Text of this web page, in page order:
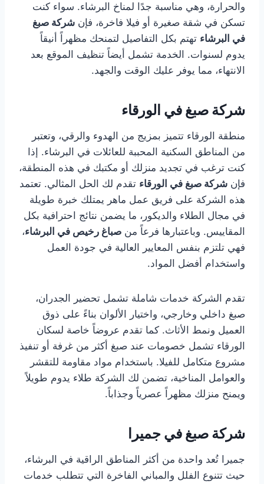
والحرارة، وهي مناسبة جدًا لمناخ البرشاء. سواء كنت
تسكن في شقة صغيرة أو فيلا فاخرة، فإن شركة صبغ
في البرشاء تهتم بكل التفاصيل لتمنحك مظهراً أنيقاً
يدوم لسنوات. الخدمة تشمل أيضاً تنظيف الموقع بعد
الانتهاء، مما يوفر عليك الوقت والجهد.
شركة صبغ في الورقاء
منطقة الورقاء تتميز بمزيج من الهدوء والرقي، وتعتبر
من المناطق السكنية المحببة للعائلات في البرشاء. إذا
كنت ترغب في تجديد منزلك أو مكتبك في هذه المنطقة،
فإن شركة صبغ في الورقاء تقدم لك الحل المثالي. تعتمد
هذه الشركة على فريق عمل ماهر يمتلك خبرة طويلة
في مجال الطلاء والديكور، ما يضمن نتائج احترافية بكل
المقاييس. وباعتبارها فرعاً من صباغ رخيص في البرشاء،
فهي تلتزم بنفس المعايير العالية في جودة العمل
واستخدام أفضل المواد.
تقدم الشركة خدمات شاملة تشمل تحضير الجدران،
صبغ داخلي وخارجي، واختيار الألوان بناءً على ذوق
العميل ونمط الأثاث. كما تقدم عروضاً خاصة لسكان
الورقاء تشمل خصومات عند صبغ أكثر من غرفة أو تنفيذ
مشروع متكامل للفيلا. باستخدام مواد مقاومة للتقشر
والعوامل المناخية، تضمن لك الشركة طلاء يدوم طويلاً
ويمنح منزلك مظهراً عصرياً وجذاباً.
شركة صبغ في جميرا
جميرا تُعد واحدة من أكثر المناطق الراقية في البرشاء،
حيث تتنوع الفلل والمباني الفاخرة التي تتطلب خدمات